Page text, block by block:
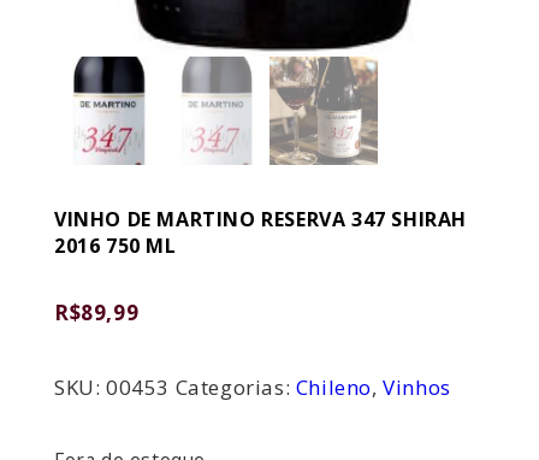
VINHO DE MARTINO RESERVA 347 SHIRAH
2016 750 ML
R$89,99
SKU: 00453 Categorias: Chileno,Vinhos